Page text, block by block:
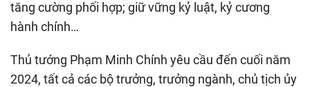
tăng cường phối hợp; giữ vững kỷ luật, kỷ cương
hành chính…
Thủ tướng Phạm Minh Chính yêu cầu đến cuối năm
2024, tất cả các bộ trưởng, trưởng ngành, chủ tịch ủy